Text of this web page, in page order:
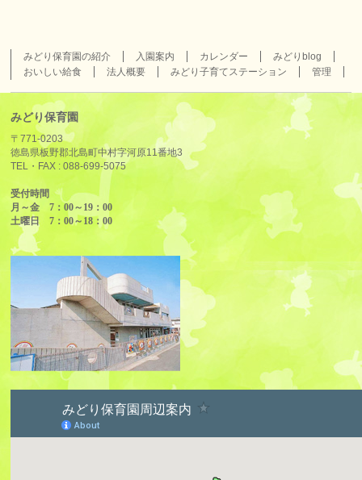
みどり保育園の紹介 入園案内 カレンダー
みどりblog
おいしい給食
法人概要 みどり子育てステーション 管理
みどり保育園
〒771-0203
徳島県板野郡北島町中村字河原11番地3
TEL・FAX :088-699-5075
受付時間
月～金 7：00～19：00
土曜日 7：00～18：00